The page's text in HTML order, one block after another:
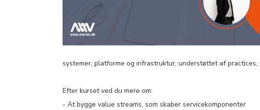
systemer, platforme og infrastruktur, understøttet af
Efter kurset ved du mere om:
- At bygge value streams, som skaber servicekomponenter